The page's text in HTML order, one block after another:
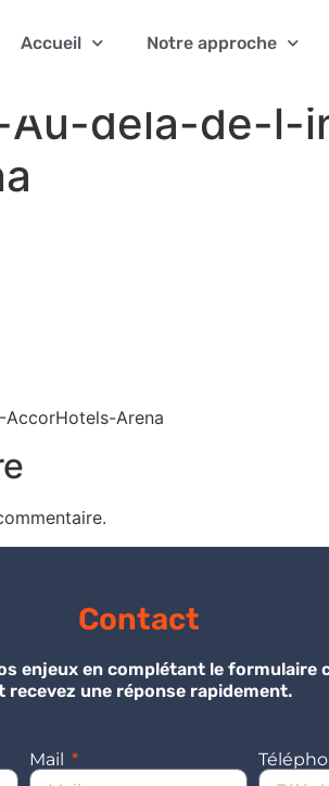
Accueil Notre approche
Au-dela-de-l-
Arena
Contact
enjeux en complétant le formulaire
recevez une réponse rapidement.
Mail